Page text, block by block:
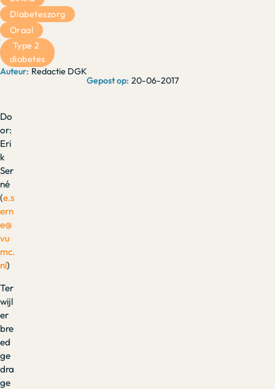
Redactie DGK
20-06-2017
Diabeteszorg
Oraal
Type 2
diabetes
Do
or:
Eri
k
Ser
né
(e.s
ern
e@
vu
mc.
nl)
Ter
wijl
er
bre
ed
ge
dra
ge